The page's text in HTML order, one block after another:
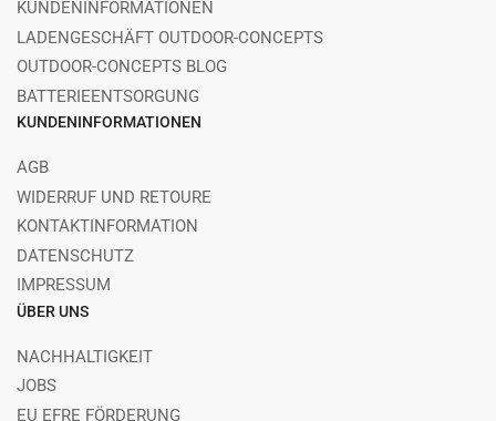
KUNDENINFORMATIONEN
LADENGESCHÄFT OUTDOOR-CONCEPTS
OUTDOOR-CONCEPTS BLOG
BATTERIEENTSORGUNG
KUNDENINFORMATIONEN
AGB
WIDERRUF UND RETOURE
KONTAKTINFORMATION
DATENSCHUTZ
IMPRESSUM
ÜBER UNS
NACHHALTIGKEIT
JOBS
EU EFRE FÖRDERUNG